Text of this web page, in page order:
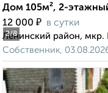
2/8
Дом 105м², 2-
12 000 ₽ в сутки
Ленинский район, мкр.
Собственник,